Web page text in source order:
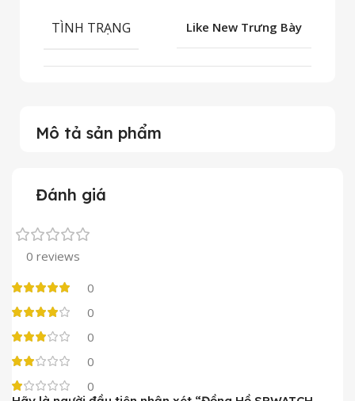
Mô tả sản phẩm
TÌNH TRẠNG Like New Trưng Bày
Đánh giá
0 reviews
0
0
0
0
0